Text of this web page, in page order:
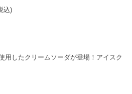
込)
用したクリームソーダが登場！アイスク